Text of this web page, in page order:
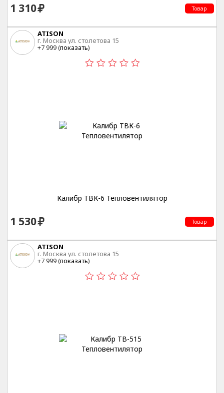
1 310 Товар
ATISON
г. Москва ул. столетова 15
+7 999 (показать)
Калибр ТВК-6 Тепловентилятор
1 530 Товар
ATISON
г. Москва ул. столетова 15
+7 999 (показать)